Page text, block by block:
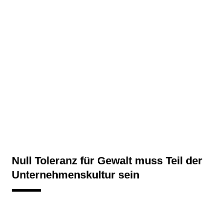
Null Toleranz für Gewalt muss Teil der
Unternehmenskultur sein